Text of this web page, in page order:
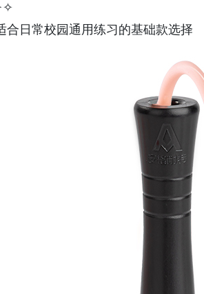
日常校园通用练习的基础款选择